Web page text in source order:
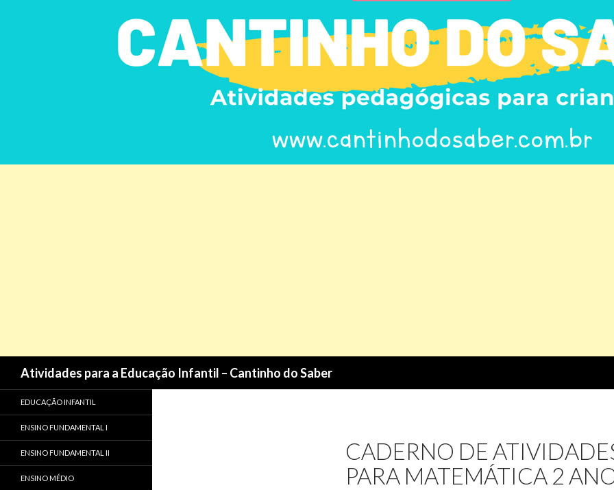
Atividades para a Educação Infantil – Cantinho do Saber
CADERNO DE
PARA MATEMÁTICA 2
EDUCAÇÃO INFANTIL
ENSINO FUNDAMENTAL I
ENSINO FUNDAMENTAL II
ENSINO MÉDIO